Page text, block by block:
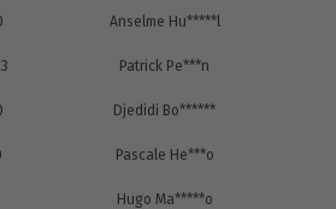
Anselme Hu*****l
Patrick Pe***n
Djedidi Bo******
Pascale He***o
Hugo Ma*****o